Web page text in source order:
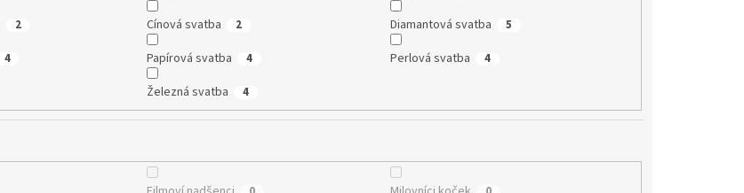
2 Cínová svatba 2 Diamantová svatba 5
4 Papírová svatba 4 Perlová svatba 4
Železná svatba 4